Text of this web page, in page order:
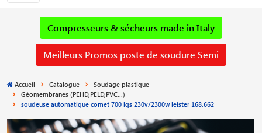
Compresseurs & sécheurs made in Italy
Meilleurs Promos poste de soudure Semi
Accueil Catalogue
Soudage plastique
Géomembranes (PEHD,PELD,PVC...)
soudeuse automatique comet 700 lqs 230v/2300w leister 168.662